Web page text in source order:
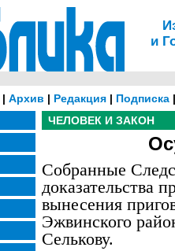
и
| Архив | Редакция | Подписка
ЧЕЛОВЕК И ЗАКОН
Собранные
доказательства
вынесения
Эжвинского
Селькову.